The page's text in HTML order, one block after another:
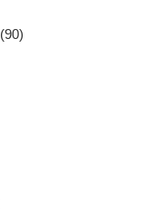
(90)